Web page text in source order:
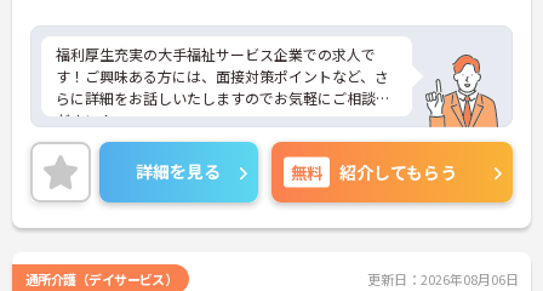
福利厚生充実の大手福祉サービス企業での求人で
す！ご興味ある方には、面接対策ポイントなど、さ
らに詳細をお話しいたしますのでお気軽にご相談く
ださい！
詳細を見る 無料 紹介してもらう
通所介護（デイサービス） 更新日：2026年08月06日